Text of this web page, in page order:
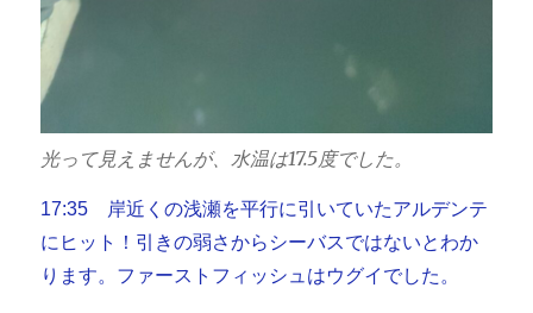
光って見えませんが、水温は17.5度でした。
17:35 岸近くの浅瀬を平行に引いていたアルデンテ
にヒット！引きの弱さからシーバスではないとわか
ります。ファーストフィッシュはウグイでした。